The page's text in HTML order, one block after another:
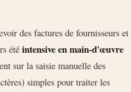
des factures de fournisseurs et
été intensive en main-d'œuvre
sur la saisie manuelle des
simples pour traiter les